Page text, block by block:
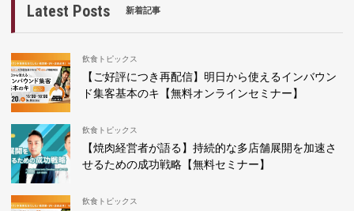
Latest Posts 新着記事
飲食トピックス
【ご好評につき再配信】明日から使えるインバウン
ド集客基本のキ【無料オンラインセミナー】
飲食トピックス
【焼肉経営者が語る】持続的な多店舗展開を加速さ
せるための成功戦略【無料セミナー】
飲食トピックス